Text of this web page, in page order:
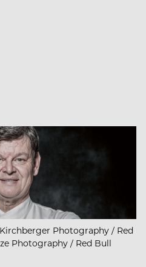
Photography / Red
Photography / Red Bull